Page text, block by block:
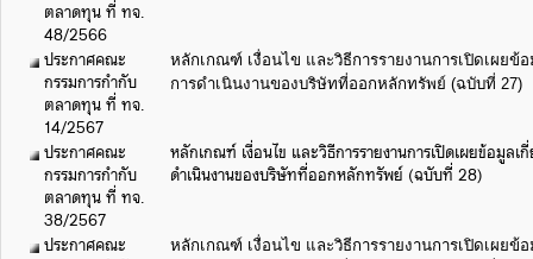
ตลาดทุน ที่ ทจ.
48/2566
ประกาศคณะ
กรรมการกำกับ
ตลาดทุน ที่ ทจ.
14/2567
หลักเกณฑ์ เงื่อนไข และวิธีการรายงานการเปิดเผยข้
การดำเนินงานของบริษัทที่ออกหลักทรัพย์ (ฉบับที่ 27)
ประกาศคณะ
กรรมการกำกับ
ตลาดทุน ที่ ทจ.
38/2567
หลักเกณฑ์ เงื่อนไข และวิธีการรายงานการเปิดเผยข้อมูลเ
ดำเนินงานของบริษัทที่ออกหลักทรัพย์ (ฉบับที่ 28)
ประกาศคณะ
หลักเกณฑ์ เงื่อนไข และวิธีการรายงานการเปิดเผยข้